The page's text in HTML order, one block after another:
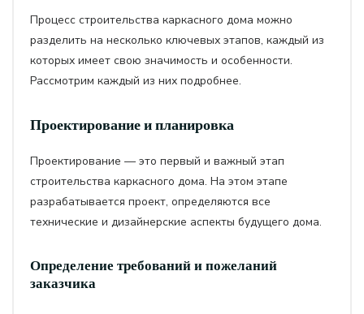
Процесс строительства каркасного дома можно
разделить на несколько ключевых этапов, каждый из
которых имеет свою значимость и особенности.
Рассмотрим каждый из них подробнее.
Проектирование и планировка
Проектирование — это первый и важный этап
строительства каркасного дома. На этом этапе
разрабатывается проект, определяются все
технические и дизайнерские аспекты будущего дома.
Определение требований и пожеланий
заказчика